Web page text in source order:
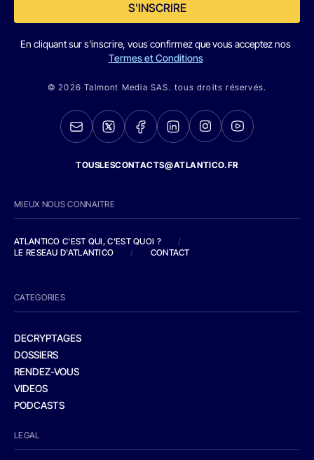
S'INSCRIRE
En cliquant sur s'inscrire, vous confirmez que vous acceptez nos
Termes et Conditions
© 2026 Talmont Media SAS. tous droits réservés.
TOUSLESCONTACTS@ATLANTICO.FR
MIEUX NOUS CONNAITRE
ATLANTICO C'EST QUI, C'EST QUOI ?
/
LE RESEAU D'ATLANTICO
/ CONTACT
CATEGORIES
DECRYPTAGES
DOSSIERS
RENDEZ-VOUS
VIDEOS
PODCASTS
LEGAL